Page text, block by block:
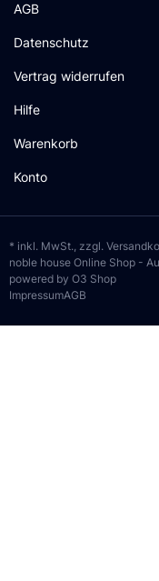
AGB
Datenschutz
Vertrag widerrufen
Hilfe
Warenkorb
Konto
* inkl. MwSt., zzgl.
noble house Online Shop -
powered by O3 Shop
ImpressumAGB